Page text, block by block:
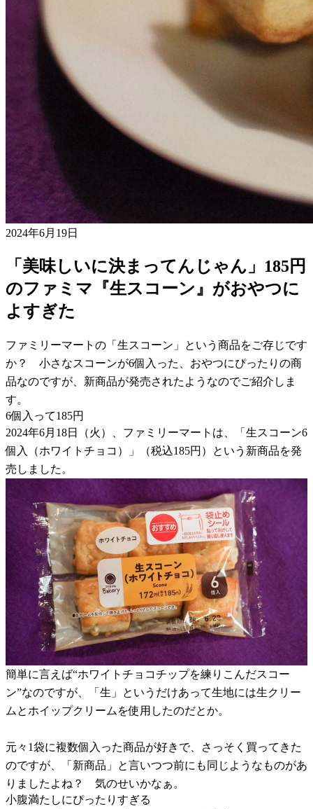
2024年6月19日
「美味しいに決まってんじゃん」185円
のファミマ『生スコーン』がおやつに
よすぎた
ファミリーマートの「生スコーン」という商品をご存じです
か？ 小さなスコーンが6個入った、おやつにぴったりの商
品なのですが、新商品が発売されたようなのでご紹介しま
す。
6個入って185円
2024年6月18日（火）、ファミリーマートは、「生スコーン6
個入（ホワイトチョコ）」（税込185円）という新商品を発
売しました。
簡単に言えば“ホワイトチョコチップを練りこんだスコー
ン”なのですが、「生」というだけあって生地には生クリー
ムとホイップクリームを使用したのだとか。
元々1袋に複数個入った商品が好きで、さっそく買ってきた
のですが、「新商品」と言いつつ前にも同じようなものがあ
りましたよね？ 気のせいかなぁ。
小腹満たしにぴったりすぎる